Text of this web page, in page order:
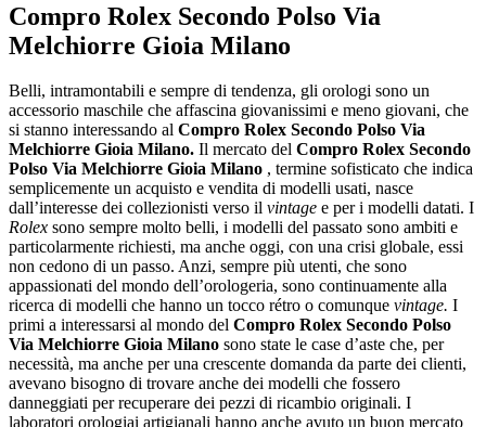
Compro Rolex Secondo Polso Via
Melchiorre Gioia Milano
Belli, intramontabili e sempre di tendenza, gli orologi sono un
accessorio maschile che affascina giovanissimi e meno giovani, che
si stanno interessando al Compro Rolex Secondo Polso Via
Melchiorre Gioia Milano. Il mercato del Compro Rolex Secondo
Polso Via Melchiorre Gioia Milano , termine sofisticato che indica
semplicemente un acquisto e vendita di modelli usati, nasce
dall’interesse dei collezionisti verso il vintage e per i modelli datati. I
Rolex sono sempre molto belli, i modelli del passato sono ambiti e
particolarmente richiesti, ma anche oggi, con una crisi globale, essi
non cedono di un passo. Anzi, sempre più utenti, che sono
appassionati del mondo dell’orologeria, sono continuamente alla
ricerca di modelli che hanno un tocco rétro o comunque vintage. I
primi a interessarsi al mondo del Compro Rolex Secondo Polso
Via Melchiorre Gioia Milano sono state le case d’aste che, per
necessità, ma anche per una crescente domanda da parte dei clienti,
avevano bisogno di trovare anche dei modelli che fossero
danneggiati per recuperare dei pezzi di ricambio originali. I
laboratori orologiai artigianali hanno anche avuto un buon mercato